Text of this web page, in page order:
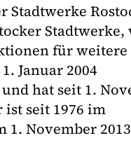
für
Januar 2004
hat seit 1.
ist seit 1976 im
November